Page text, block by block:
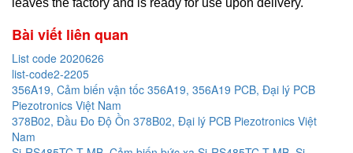
leaves the factory and is ready for use upon delivery.
Bài viết liên quan
List code 2020626
list-code2-2205
356A19, Cảm biến vận tốc 356A19, 356A19 PCB, Đại lý PCB
Piezotronics Việt Nam
378B02, Đầu Đo Độ Ồn 378B02, Đại lý PCB Piezotronics Việt
Nam